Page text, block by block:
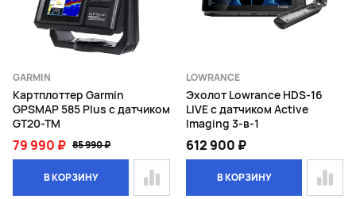
GARMIN
Картплоттер Garmin
GPSMAP 585 Plus с датчиком
GT20-TM
79 990 ₽ 85 990 ₽
В КОРЗИНУ
LOWRANCE
Эхолот Lowrance HDS-16
LIVE с датчиком Active
Imaging 3-в-1
612 900 ₽
В КОРЗИНУ